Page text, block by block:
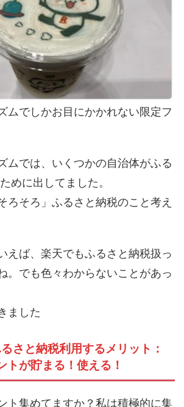
ムでしかお目にかかれない限定フ
ムでは、いくつかの自治体がふる
めに出してました。
ろそろ」ふるさと納税のこと考え
えば、楽天でもふるさと納税扱っ
。でも色々わからないことがあっ
ました
さと納税利用するメリット：
トが貯まる！使える！
ト集めてますか？私は積極的に集